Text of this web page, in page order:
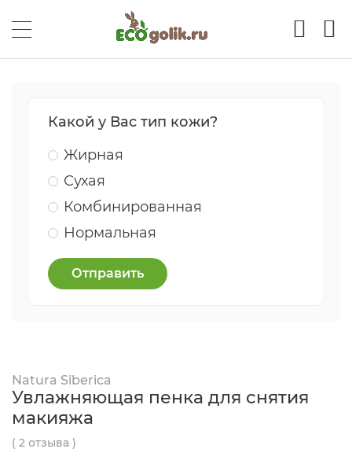
Какой у Вас тип кожи?
Жирная
Сухая
Комбинированная
Нормальная
Отправить
Natura Siberica
Увлажняющая пенка для снятия
макияжа
( 2 отзыва )